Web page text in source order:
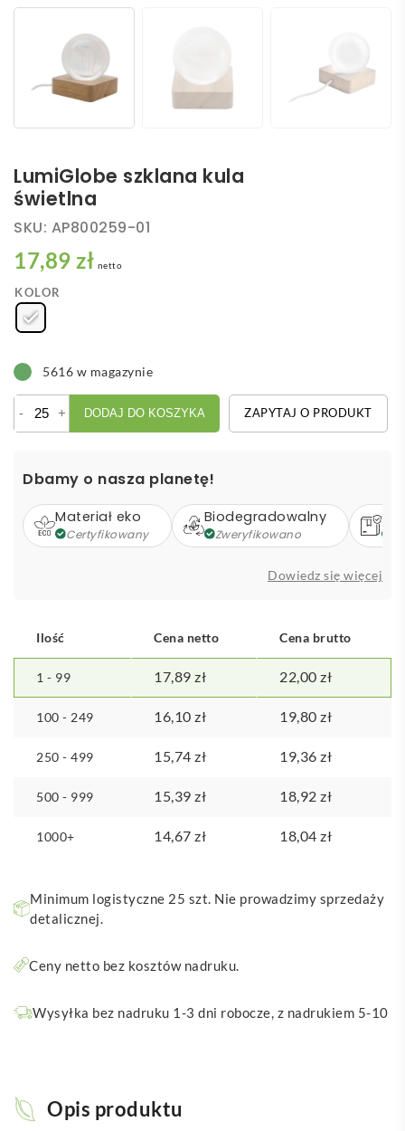
LumiGlobe szklana kula
świetlna
SKU: AP800259-01
17,89 zł netto
KOLOR
5616 w magazynie
-
ilość
świetlna
+ DODAJ DO KOSZYKA ZAPYTAJ O PRODUKT
Dbamy o nasza planetę!
Materiał eko
Certyfikowany
Biodegradowalny
Zweryfikowano
Dowiedz się więcej
Ilość Cena netto Cena brutto
1 - 99 17,89 zł 22,00 zł
100 - 249 16,10 zł 19,80 zł
250 - 499 15,74 zł 19,36 zł
500 - 999 15,39 zł 18,92 zł
1000+ 14,67 zł 18,04 zł
Minimum logistyczne 25 szt. Nie prowadzimy sprzedaży
detalicznej.
Ceny netto bez kosztów nadruku.
Wysyłka bez nadruku 1-3 dni robocze, z nadrukiem 5-10
Opis produktu